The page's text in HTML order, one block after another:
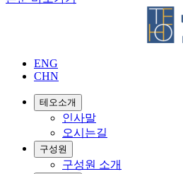
ENG
CHN
테오소개
인사말
오시는길
구성원
구성원 소개